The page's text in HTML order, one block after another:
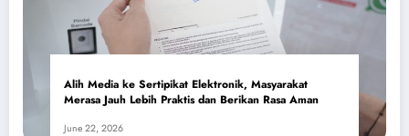
Alih Media ke Sertipikat Elektronik, Masyarakat
Merasa Jauh Lebih Praktis dan Berikan Rasa Aman
June 22, 2026